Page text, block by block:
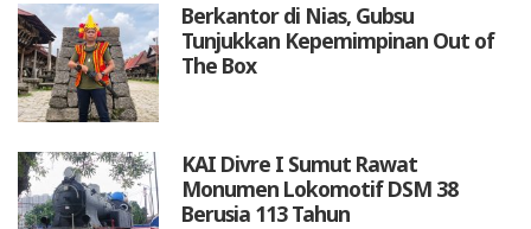
Berkantor di Nias, Gubsu
Tunjukkan Kepemimpinan Out of
The Box
KAI Divre I Sumut Rawat
Monumen Lokomotif DSM 38
Berusia 113 Tahun